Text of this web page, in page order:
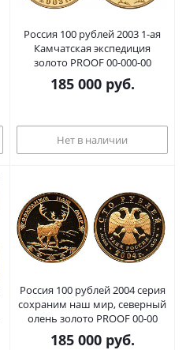
Россия 100 рублей 2003 1-ая
Камчатская экспедиция
золото PROOF 00-000-00
185 000руб.
Нет в наличии
Россия 100 рублей 2004 серия
сохраним наш мир, северный
олень золото PROOF 00-00
185 000руб.